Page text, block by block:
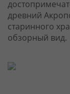
древний
старинного
обзорный вид.